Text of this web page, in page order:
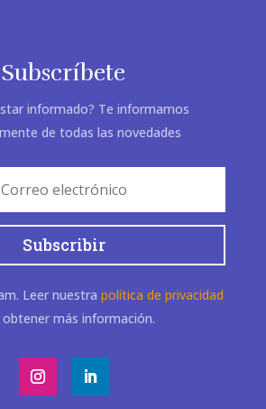
Subscríbete
informado? Te informamos
de todas las novedades
Subscribir
Leer nuestra política de privacidad
obtener más información.